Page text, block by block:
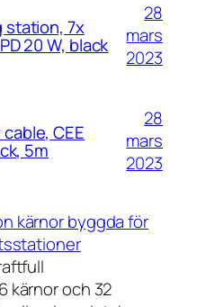
station, 7x
20 W, black
28
mars
2023
cable, CEE
5m
28
mars
2023
kärnor byggda för
kärnor och 32